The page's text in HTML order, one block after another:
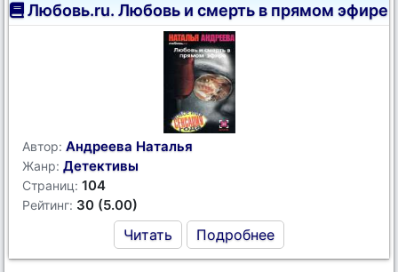
Любовь.ru. Любовь и смерть в прямом эфире
Автор: Андреева Наталья
Жанр: Детективы
Страниц: 104
Рейтинг: 30 (5.00)
Читать Подробнее